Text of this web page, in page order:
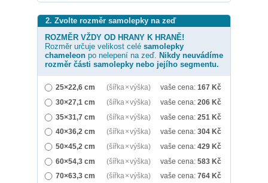
2. Zvolte rozměr samolepky na zeď
ROZMĚR VŽDY OD HRANY K HRANĚ!
Rozměr určuje velikost celé samolepky
chameleon po nelepení na zeď. Nikdy neuvádíme
rozměr části samolepky nebo jejího segmentu.
25×22,6 cm (šířka × výška) vaše cena: 167 Kč
30×27,1 cm
(šířka × výška) vaše cena: 206 Kč
35×31,7 cm
(šířka × výška) vaše cena: 251 Kč
40×36,2 cm
(šířka × výška) vaše cena: 304 Kč
50×45,2 cm
(šířka × výška) vaše cena: 429 Kč
60×54,3 cm
(šířka × výška) vaše cena: 583 Kč
70×63,3 cm
(šířka × výška) vaše cena: 764 Kč